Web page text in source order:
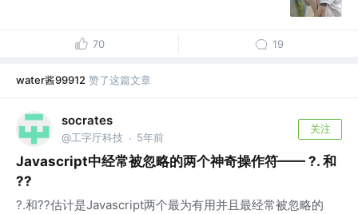
70 19
water酱99912 赞了这篇文章
socrates
@工字厅科技 · 5年前
关注
Javascript中经常被忽略的两个神奇操作符—— ?. 和
??
?.和??估计是Javascript两个最为有用并且最经常被忽略的